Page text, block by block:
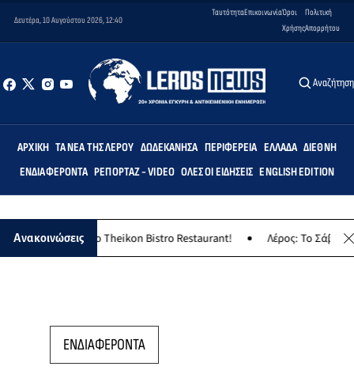
Δευτέρα, 10 Αυγούστου 2026, 12:40
ΤαυτότηταΕπικοινωνίαΌροι
Χρήσης
Πολιτική
Απορρήτου
Αναζήτηση
ΑΡΧΙΚΉ ΤΑ ΝΈΑ ΤΗΣ ΛΈΡΟΥ ΔΩΔΕΚΆΝΗΣΑ ΠΕΡΙΦΈΡΕΙΑ ΕΛΛΆΔΑ ΔΙΕΘΝΉ
ΕΝΔΙΑΦΈΡΟΝΤΑ ΡΕΠΟΡΤΆΖ - VIDEO ΌΛΕΣ ΟΙ ΕΙΔΉΣΕΙΣ ENGLISH EDITION
Ανακοινώσεις
γλέντι στο Theikon Bistro Restaurant! Λέρος: Το Σάββατο 8
ΕΝΔΙΑΦΕΡΟΝΤΑ